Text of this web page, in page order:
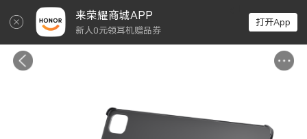
来荣耀商城APP
新人0元领耳机赠品券
打开App